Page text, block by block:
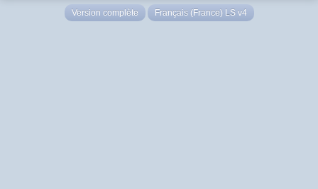
Version complète Français (France) LS v4